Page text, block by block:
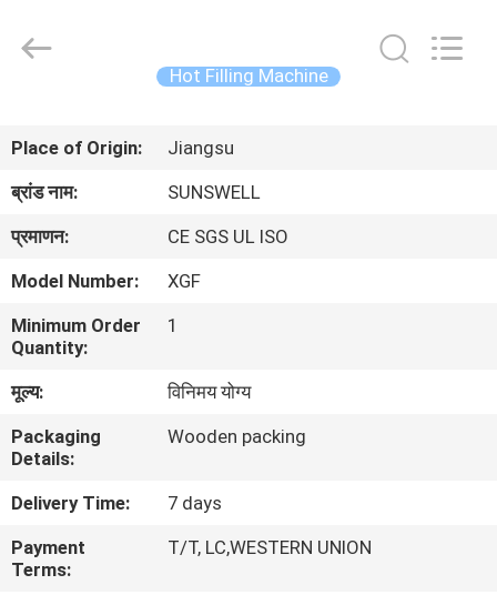
उत्पादों
हमारे
में
Hot Filling Machine
Place of Origin:
Jiangsu
ब्रांड नाम:
SUNSWELL
प्रमाणन:
CE SGS UL ISO
Model Number:
XGF
Minimum Order
Quantity:
1
मूल्य:
विनिमय योग्य
Packaging
Details:
Wooden packing
Delivery Time:
7 days
Payment
Terms:
T/T, LC,WESTERN UNION